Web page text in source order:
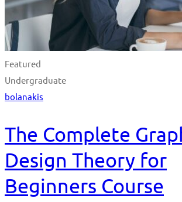
Featured
Undergraduate
bolanakis
The Complete
Design Theory for
Beginners Course